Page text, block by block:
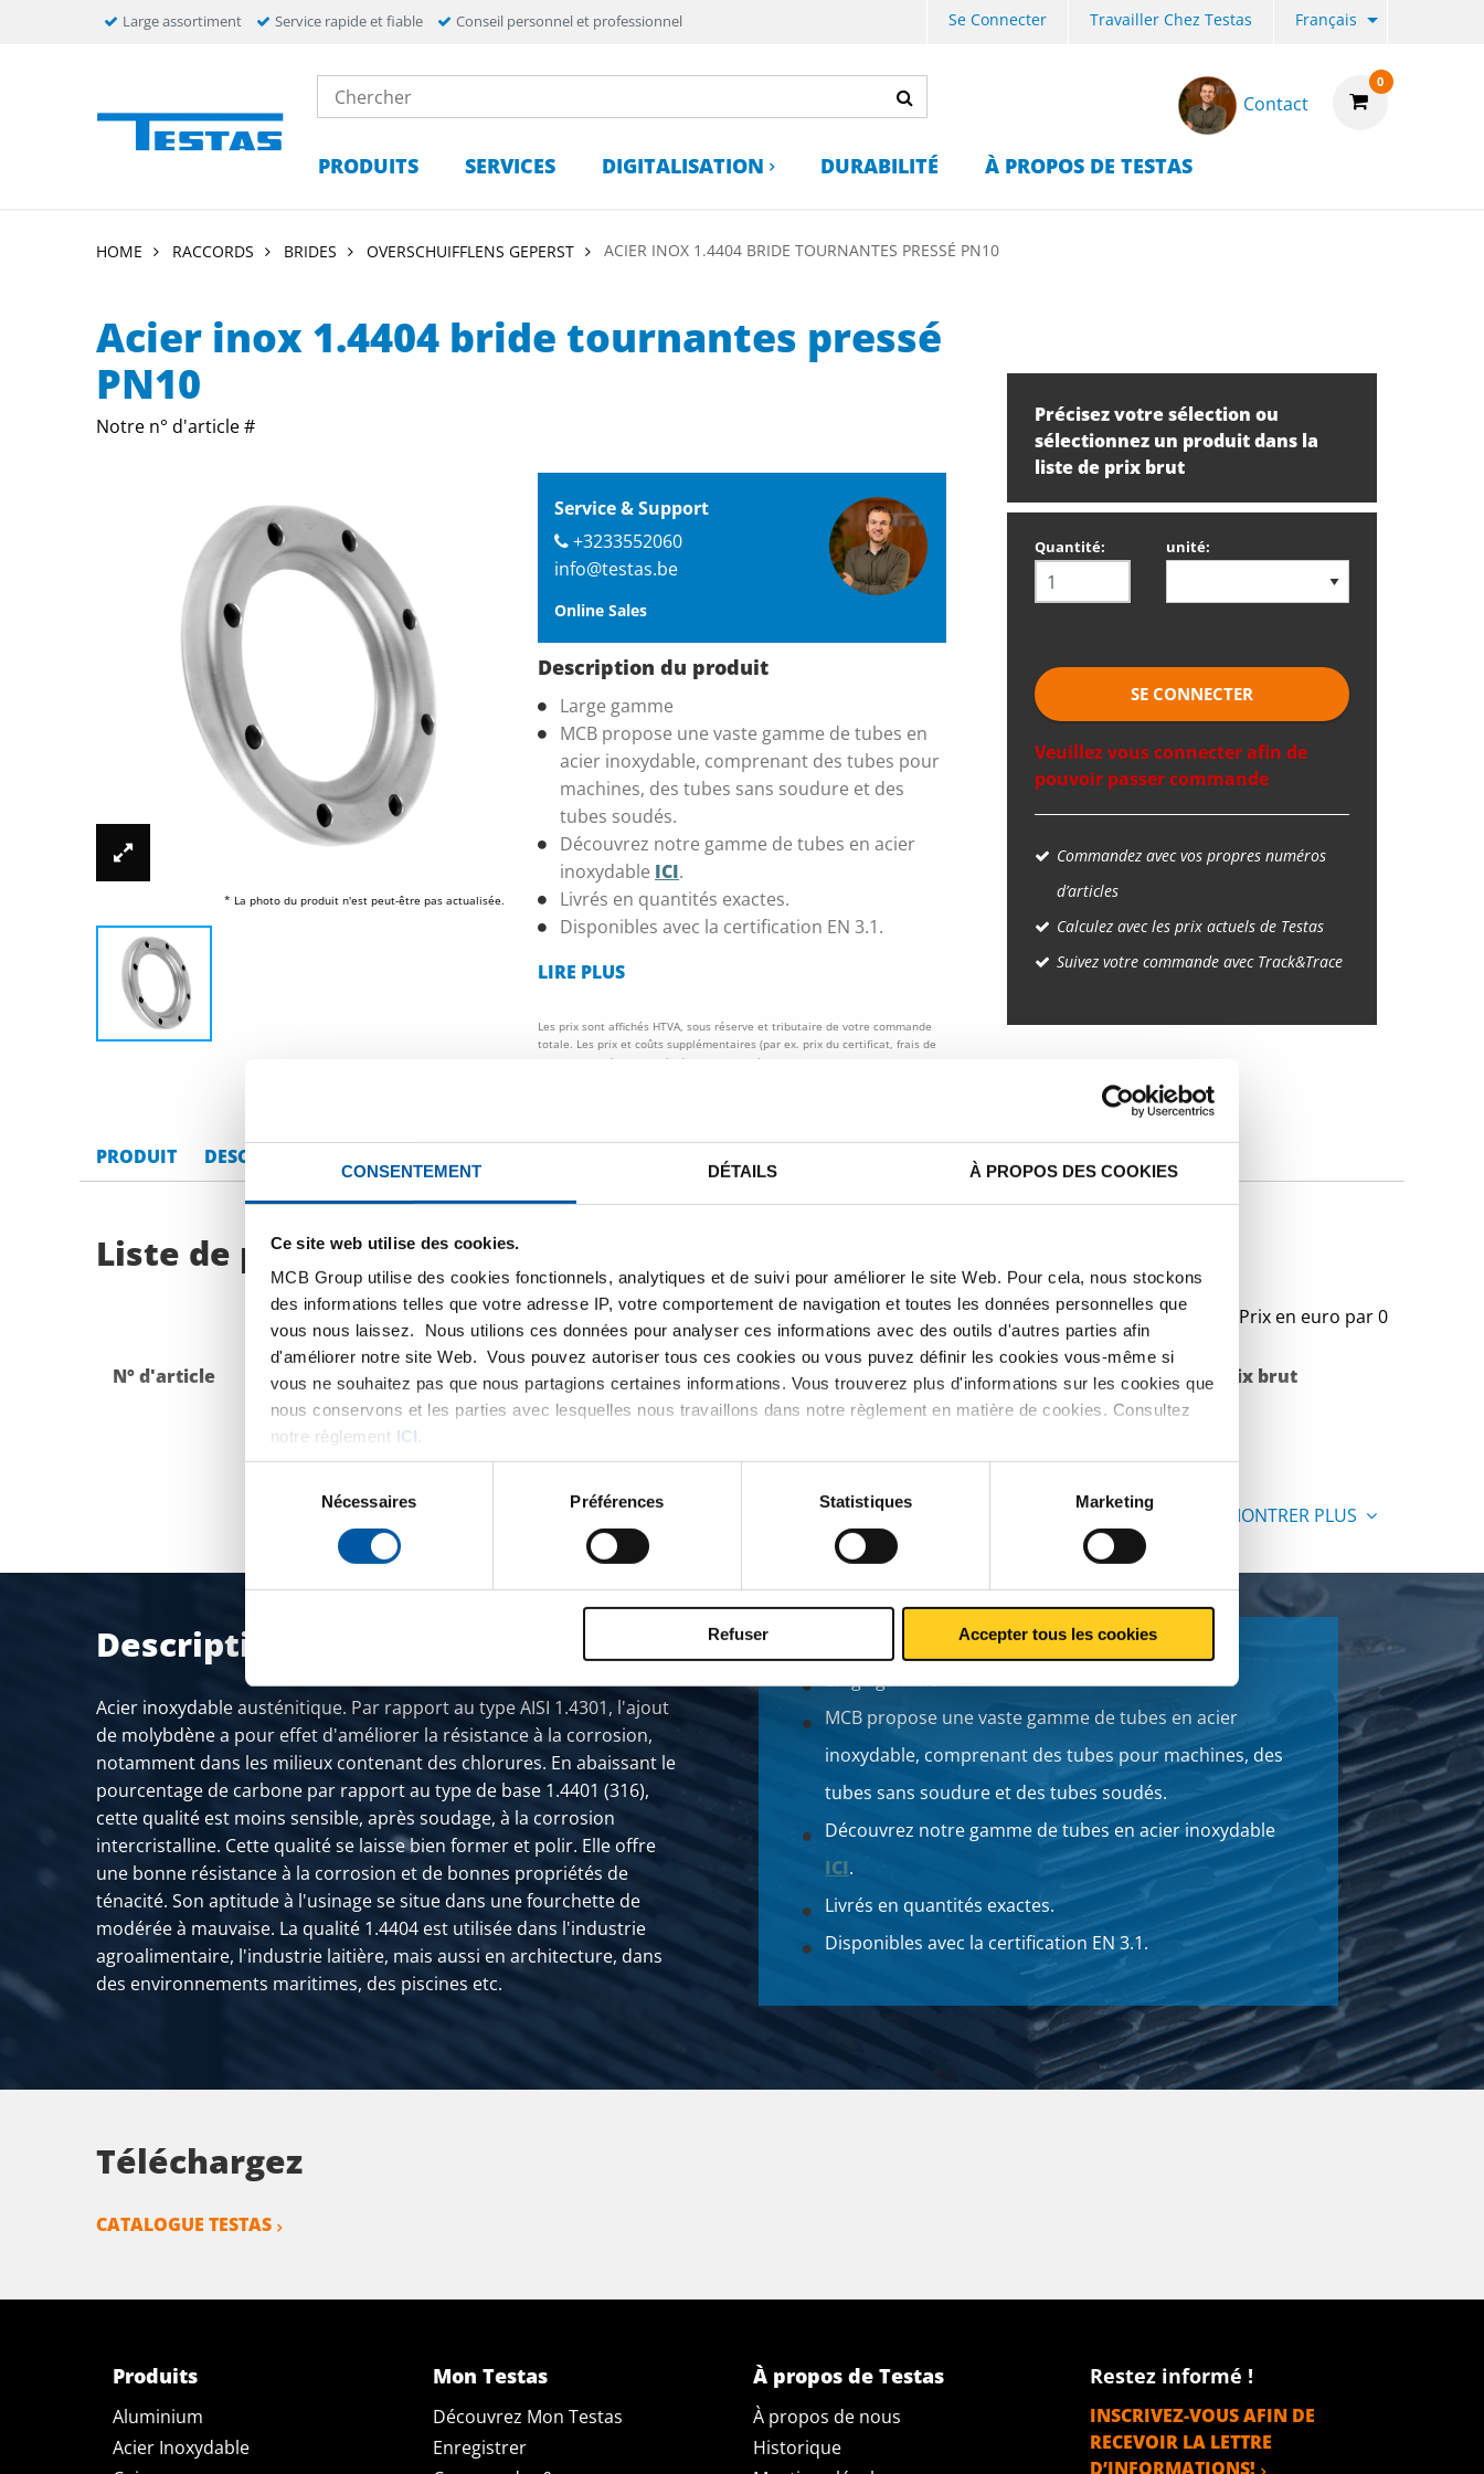
CONSENTEMENT DÉTAILS À PROPOS DES COOKIES
Ce site web utilise des cookies.
MCB Group utilise des cookies fonctionnels, analytiques et de suivi pour améliorer le site Web. Pour cela, nous stockons
des informations telles que votre adresse IP, votre comportement de navigation et toutes les données personnelles que
vous nous laissez. Nous utilions ces données pour analyser ces informations avec des outils d'autres parties afin
d'améliorer notre site Web. Vous pouvez autoriser tous ces cookies ou vous puvez définir les cookies vous-même si
vous ne souhaitez pas que nous partagions certaines informations. Vous trouverez plus d'informations sur les cookies que
nous conservons et les parties avec lesquelles nous travaillons dans notre règlement en matière de cookies. Consultez
notre règlement ICI
consentement
Nécessaires Préférences Statistiques Marketing
Refuser Accepter tous les cookies
Large assortiment Service rapide et fiable Conseil personnel et professionnel Se Connecter Travailler Chez Testas Français
0
Contact
PRODUITS SERVICES DIGITALISATION DURABILITÉ À PROPOS DE TESTAS
HOME RACCORDS BRIDES OVERSCHUIFFLENS GEPERST ACIER INOX 1.4404 BRIDE TOURNANTES PRESSÉ PN10
Acier inox 1.4404 bride tournantes pressé
PN10
Notre n° d'article #
* La photo du produit n'est peut-être pas actualisée.
Service & Support
+3233552060
info@testas.be
Online Sales
Description du produit
Large gamme
MCB propose une vaste gamme de tubes en
acier inoxydable, comprenant des tubes pour
machines, des tubes sans soudure et des
tubes soudés.
Découvrez notre gamme de tubes en acier
inoxydable ICI.
Livrés en quantités exactes.
Disponibles avec la certification EN 3.1.
LIRE PLUS
Les prix sont affichés HTVA, sous réserve et tributaire de votre commande
totale. Les prix et coûts supplémentaires (par ex. prix du certificat, frais de
transport etc.) sont repris dans votre panier.
Précisez votre sélection ou
sélectionnez un produit dans la
liste de prix brut
Quantité: unité:
SE CONNECTER
Veuillez vous connecter afin de
pouvoir passer commande
Commandez avec vos propres numéros
d’articles
Calculez avec les prix actuels de Testas
Suivez votre commande avec Track&Trace
PRODUIT DESCRIPTION DU PRODUIT TÉLÉCHARGEMENTS CARACTÉRISTIQUES
Liste de prix bruts: Acier inox 1.4404 bride tournantes pressé PN10
Prix en euro par 0
N° d'article Description
Poids des pièces en
Prix brut
MONTRER PLUS
Description du produit
Acier inoxydable austénitique. Par rapport au type AISI 1.4301, l'ajout
de molybdène a pour effet d'améliorer la résistance à la corrosion,
notamment dans les milieux contenant des chlorures. En abaissant le
pourcentage de carbone par rapport au type de base 1.4401 (316),
cette qualité est moins sensible, après soudage, à la corrosion
intercristalline. Cette qualité se laisse bien former et polir. Elle offre
une bonne résistance à la corrosion et de bonnes propriétés de
ténacité. Son aptitude à l'usinage se situe dans une fourchette de
modérée à mauvaise. La qualité 1.4404 est utilisée dans l'industrie
agroalimentaire, l'industrie laitière, mais aussi en architecture, dans
des environnements maritimes, des piscines etc.
Large gamme
MCB propose une vaste gamme de tubes en acier
inoxydable, comprenant des tubes pour machines, des
tubes sans soudure et des tubes soudés.
Découvrez notre gamme de tubes en acier inoxydable
ICI.
Livrés en quantités exactes.
Disponibles avec la certification EN 3.1.
Téléchargez
CATALOGUE TESTAS
Produits
Aluminium
Acier Inoxydable
Mon Testas
Découvrez Mon Testas
Enregistrer
À propos de Testas
À propos de nous
Historique
Restez informé !
INSCRIVEZ-VOUS AFIN DE
RECEVOIR LA LETTRE
D’INFORMATIONS!